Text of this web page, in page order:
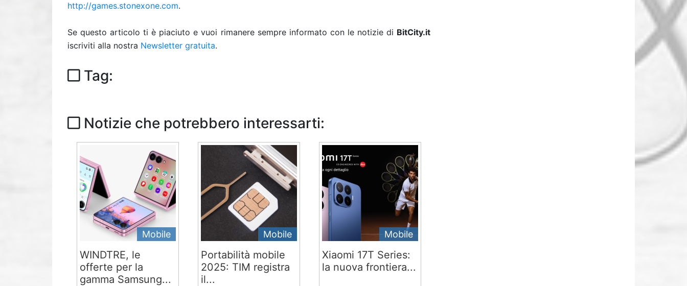
http://games.stonexone.com.
Se questo articolo ti è piaciuto e vuoi rimanere sempre informato con le notizie di BitCity.it
iscriviti alla nostra Newsletter gratuita.
Tag:
Notizie che potrebbero interessarti:
Mobile
WINDTRE, le
offerte per la
gamma Samsung...
Mobile
Portabilità mobile
2025: TIM registra
il...
Mobile
Xiaomi 17T Series:
la nuova frontiera...